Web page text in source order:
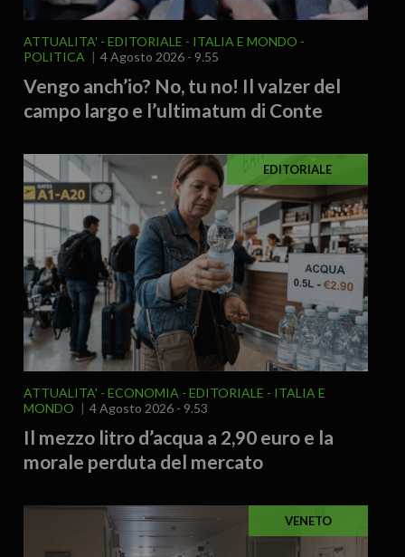
ATTUALITA' EDITORIALE
ITALIA E MONDO
POLITICA
4 Agosto 2026 - 9.55
Vengo anch’io? No, tu no! Il valzer del
campo largo e l’ultimatum di Conte
EDITORIALE
ATTUALITA' ECONOMIA EDITORIALE
ITALIA E
MONDO
4 Agosto 2026 - 9.53
Il mezzo litro d’acqua a 2,90 euro e la
morale perduta del mercato
VENETO